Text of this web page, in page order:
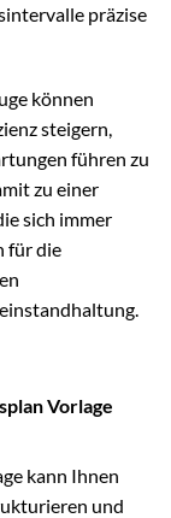
präzise
können
steigern,
führen zu
zu einer
sich immer
für die
Vorlage
kann Ihnen
und